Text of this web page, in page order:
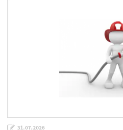
31.07.2026